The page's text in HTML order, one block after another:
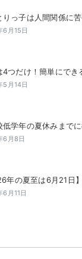
りっ子は人間関係に
6月15日
4つだけ！簡単にでき
5月14日
低学年の夏休みまで
6月8日
年の夏至は6月21日
月11日